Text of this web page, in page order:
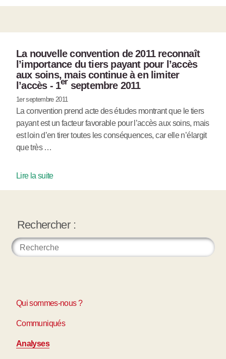
La nouvelle convention de 2011 reconnaît
l’importance du tiers payant pour l’accès
aux soins, mais continue à en limiter
l’accès - 1er septembre 2011
1er septembre 2011
La convention prend acte des études montrant que le tiers
payant est un facteur favorable pour l’accès aux soins, mais
est loin d’en tirer toutes les conséquences, car elle n’élargit
que très …
Lire la suite
Rechercher :
Qui sommes-nous ?
Communiqués
Analyses